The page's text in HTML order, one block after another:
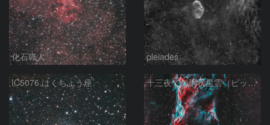
化石職人 pleiades
IC5076 はくちょう座 十三夜での網状星雲（ピッカリングの三角）